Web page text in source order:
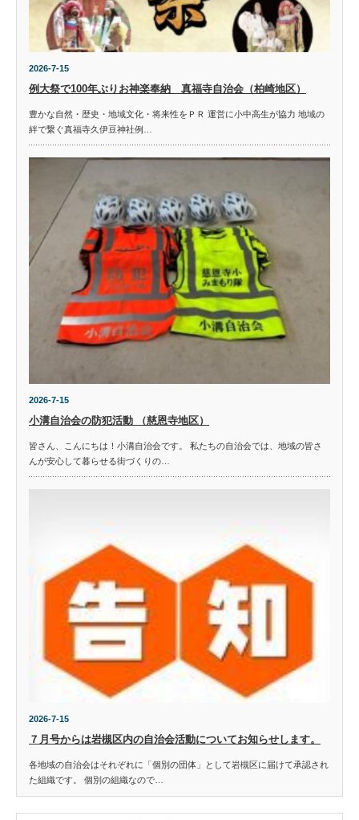
2026-7-15
例大祭で100年ぶりお神楽奉納 真福寺自治会（柏崎地区）
豊かな自然・歴史・地域文化・将来性をＰＲ 運営に小中高生が協力 地域の
絆で繋ぐ真福寺久伊豆神社例…
2026-7-15
小溝自治会の防犯活動 （慈恩寺地区）
皆さん、こんにちは！小溝自治会です。 私たちの自治会では、地域の皆さ
んが安心して暮らせる街づくりの…
2026-7-15
７月号からは岩槻区内の自治会活動についてお知らせします。
各地域の自治会はそれぞれに「個別の団体」として岩槻区に届けて承認され
た組織です。 個別の組織なので…